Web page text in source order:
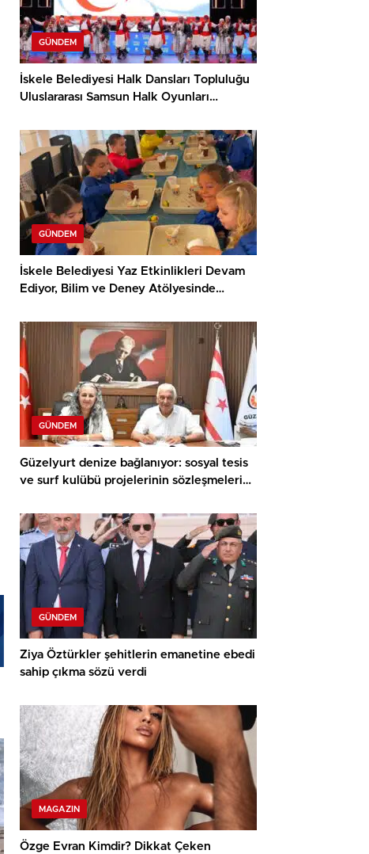
GÜNDEM
İskele Belediyesi Halk Dansları Topluluğu
Uluslararası Samsun Halk Oyunları
Ediyor
GÜNDEM
İskele Belediyesi Yaz Etkinlikleri Devam
Ediyor, Bilim ve Deney Atölyesinde
GÜNDEM
Güzelyurt denize bağlanıyor: sosyal tesis
ve surf kulübü projelerinin sözleşmeleri
GÜNDEM
Ziya Öztürkler şehitlerin emanetine ebedi
sahip çıkma sözü verdi
MAGAZIN
Özge Evran Kimdir? Dikkat Çeken